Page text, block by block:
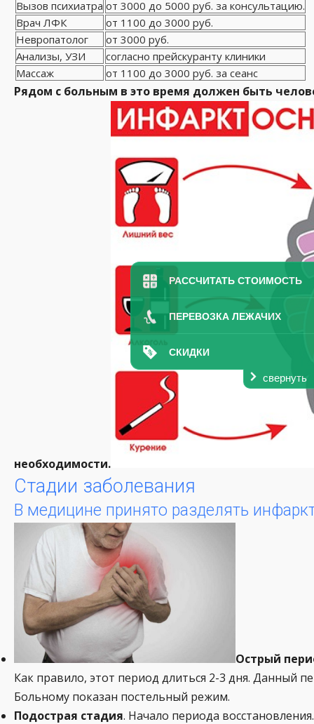
РАССЧИТАТЬ СТОИМОСТЬ
ПЕРЕВОЗКА ЛЕЖАЧИХ
СКИДКИ
свернуть
Вызов психиатра от 3000 до 5000 руб. за консультацию.
Врач ЛФК
от 1100 до 3000 руб.
Невропатолог
от 3000 руб.
Анализы, УЗИ
согласно прейскуранту клиники
Массаж
от 1100 до 3000 руб. за сеанс
Рядом с больным в это время должен быть
необходимости.
Стадии заболевания
В медицине принято разделять
Острый
Как правило, этот период длиться 2-3 дня. Данный
Больному показан постельный режим.
Подострая стадия. Начало периода